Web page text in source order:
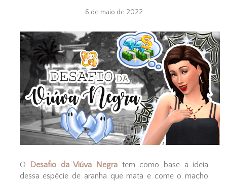
6 de maio de 2022
O Desafio da Viúva Negra tem como base a ideia
dessa espécie de aranha que mata e come o macho